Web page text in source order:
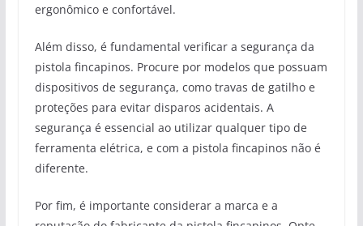
ergonômico e confortável.
Além disso, é fundamental verificar a segurança da
pistola fincapinos. Procure por modelos que possuam
dispositivos de segurança, como travas de gatilho e
proteções para evitar disparos acidentais. A
segurança é essencial ao utilizar qualquer tipo de
ferramenta elétrica, e com a pistola fincapinos não é
diferente.
Por fim, é importante considerar a marca e a